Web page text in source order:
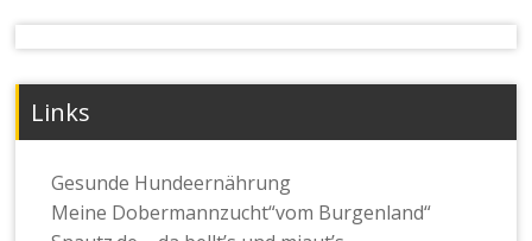
Links
Gesunde Hundeernährung
Meine Dobermannzucht“vom Burgenland“